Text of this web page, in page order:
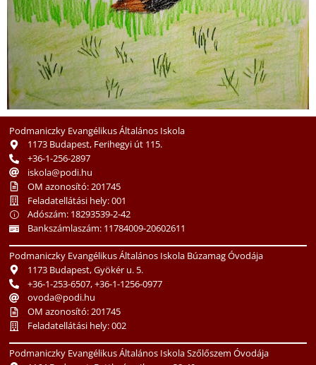
Podmaniczky Evangélikus Általános Iskola
1173 Budapest, Ferihegyi út 115.
+36-1-256-2897
iskola@podi.hu
OM azonosító: 201745
Feladatellátási hely: 001
Adószám: 18293539-2-42
Bankszámlaszám: 11784009-20602611
Podmaniczky Evangélikus Általános Iskola Búzamag Óvodája
1173 Budapest, Gyökér u. 5.
+36-1-253-6507, +36-1-1256-0977
ovoda@podi.hu
OM azonosító: 201745
Feladatellátási hely: 002
Podmaniczky Evangélikus Általános Iskola Szőlőszem Óvodája